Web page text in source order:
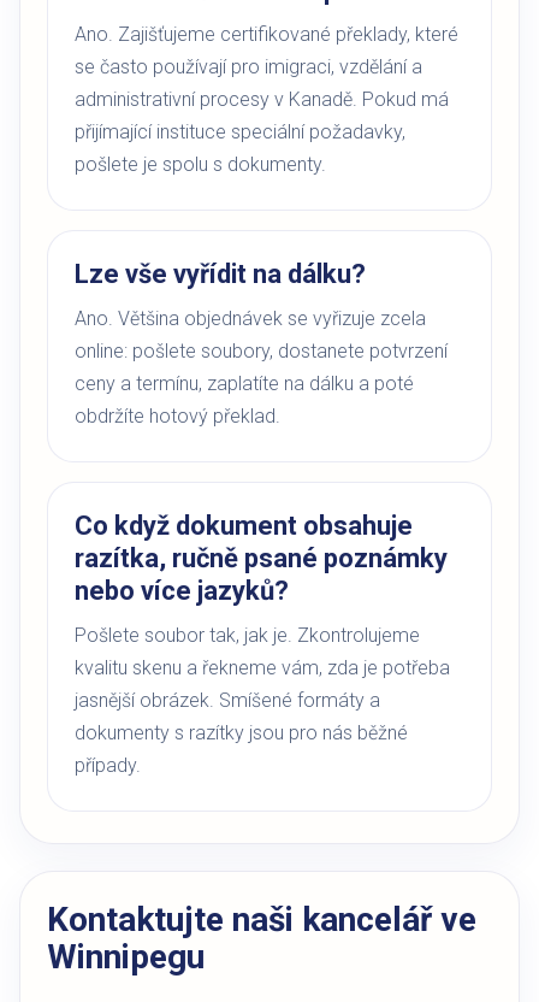
Ano. Zajišťujeme certifikované překlady, které
se často používají pro imigraci, vzdělání a
administrativní procesy v Kanadě. Pokud má
přijímající instituce speciální požadavky,
pošlete je spolu s dokumenty.
Lze vše vyřídit na dálku?
Ano. Většina objednávek se vyřizuje zcela
online: pošlete soubory, dostanete potvrzení
ceny a termínu, zaplatíte na dálku a poté
obdržíte hotový překlad.
Co když dokument obsahuje
razítka, ručně psané poznámky
nebo více jazyků?
Pošlete soubor tak, jak je. Zkontrolujeme
kvalitu skenu a řekneme vám, zda je potřeba
jasnější obrázek. Smíšené formáty a
dokumenty s razítky jsou pro nás běžné
případy.
Kontaktujte naši kancelář ve
Winnipegu